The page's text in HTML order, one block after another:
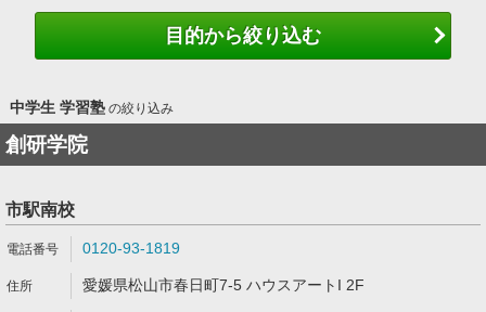
目的から絞り込む
中学生 学習塾の絞り込み
創研学院
市駅南校
0120-93-1819
愛媛県松山市春日町7-5 ハウスアートI 2F